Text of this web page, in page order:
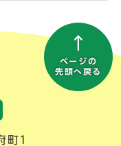
ページの
先頭へ戻る
町1